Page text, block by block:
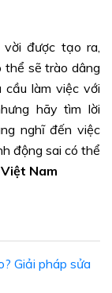
được tạo ra,
thể sẽ trào dâng
làm việc với
hãy tìm lời
nghĩ đến việc
động sai có thể
Nam
Giải pháp sửa